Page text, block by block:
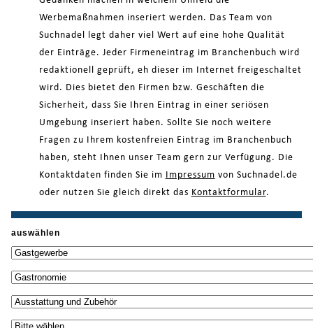
Werbemaßnahmen inseriert werden. Das Team von
Suchnadel legt daher viel Wert auf eine hohe Qualität
der Einträge. Jeder Firmeneintrag im Branchenbuch wird
redaktionell geprüft, eh dieser im Internet freigeschaltet
wird. Dies bietet den Firmen bzw. Geschäften die
Sicherheit, dass Sie Ihren Eintrag in einer seriösen
Umgebung inseriert haben. Sollte Sie noch weitere
Fragen zu Ihrem kostenfreien Eintrag im Branchenbuch
haben, steht Ihnen unser Team gern zur Verfügung. Die
Kontaktdaten finden Sie im
Impressum von Suchnadel.de
oder nutzen Sie gleich direkt das Kontaktformular.
auswählen